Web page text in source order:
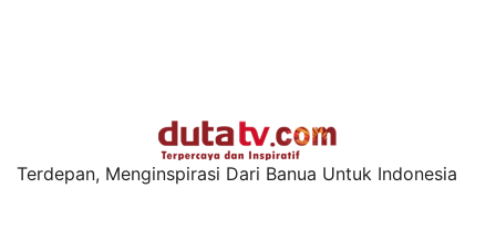
Terdepan, Menginspirasi Dari Banua Untuk Indonesia